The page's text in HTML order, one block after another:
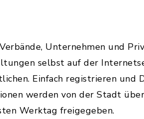
Unternehmen und
selbst auf der
Einfach registrieren und
werden von der Stadt
Werktag freigegeben.